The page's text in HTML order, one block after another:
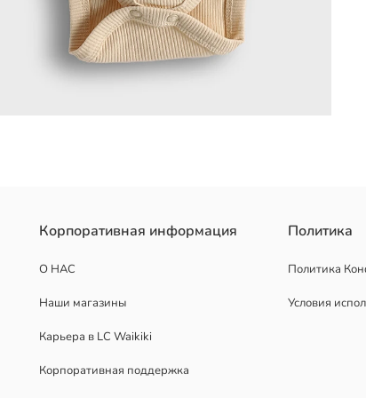
3 штук, предлагает мягкость и комфорт благодаря
Корпоративная информация
О НАС
Наши магазины
Карьера в LC Waikiki
Корпоративная поддержка
Политика
Политика
Условия